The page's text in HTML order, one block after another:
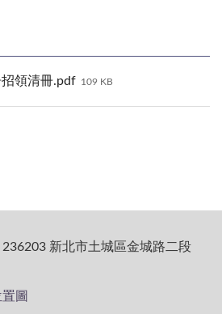
領清冊.pdf 109 KB
新北市土城區金城路二段
圖